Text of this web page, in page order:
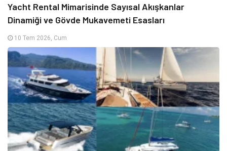
Yacht Rental Mimarisinde Sayısal Akışkanlar
Dinamiği ve Gövde Mukavemeti Esasları
10 Tem 2026, Cum